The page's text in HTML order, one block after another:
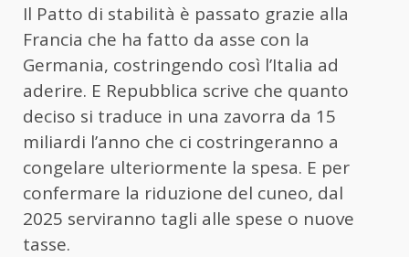
Il Patto di stabilità è passato grazie alla
Francia che ha fatto da asse con la
Germania, costringendo così l’Italia ad
aderire. E Repubblica scrive che quanto
deciso si traduce in una zavorra da 15
miliardi l’anno che ci costringeranno a
congelare ulteriormente la spesa. E per
confermare la riduzione del cuneo, dal
2025 serviranno tagli alle spese o nuove
tasse.